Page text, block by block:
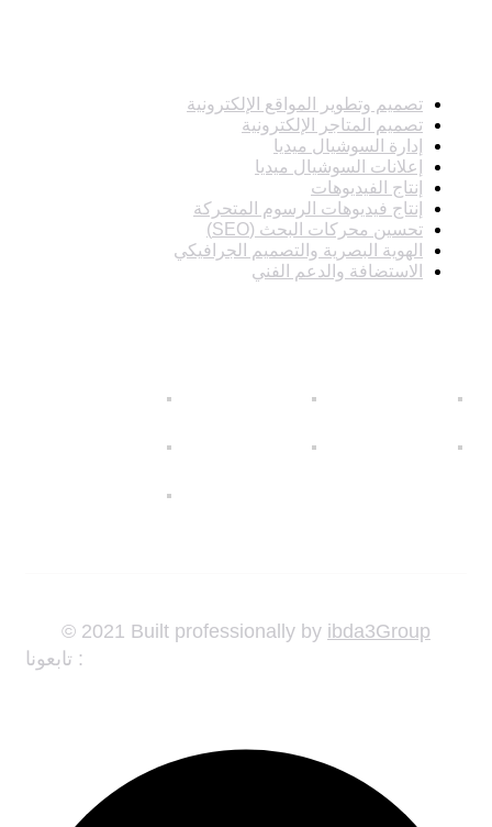
تصميم وتطوير المواقع الإلكترونية
تصميم المتاجر الإلكترونية
إدارة السوشيال ميديا
إعلانات السوشيال ميديا
إنتاج الفيديوهات
إنتاج فيديوهات الرسوم المتحركة
تحسين محركات البحث (SEO)
الهوية البصرية والتصميم الجرافيكي
الاستضافة والدعم الفني
© 2021 Built professionally by ibda3Group
تابعونا :